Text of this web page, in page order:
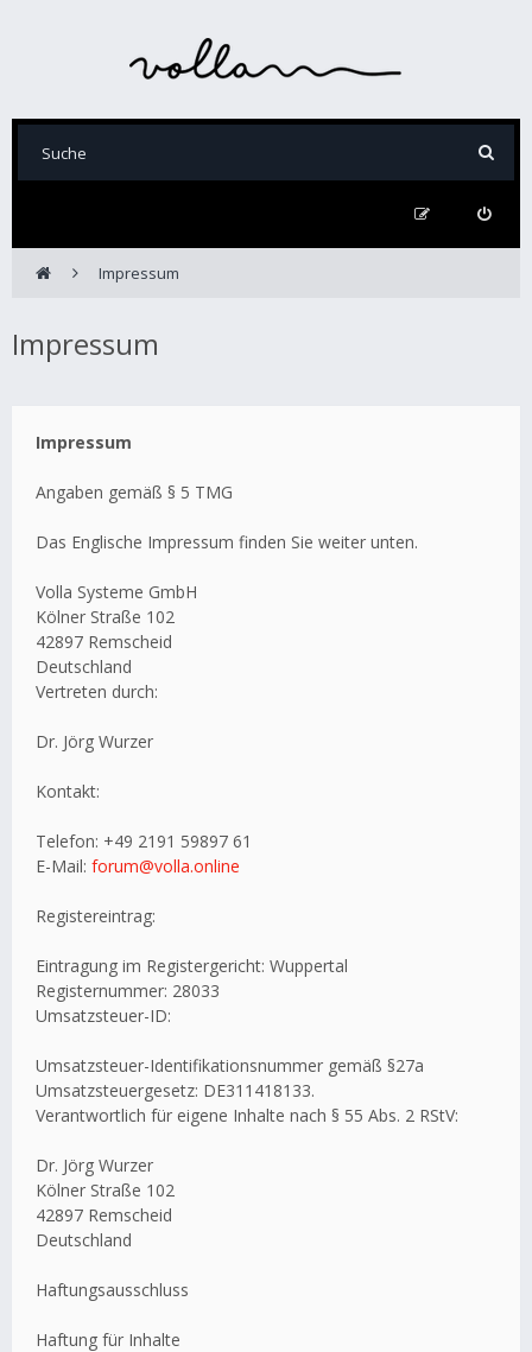
Impressum
Impressum
Impressum
Angaben gemäß § 5 TMG
Das Englische Impressum finden Sie weiter unten.
Volla Systeme GmbH
Kölner Straße 102
42897 Remscheid
Deutschland
Vertreten durch:
Dr. Jörg Wurzer
Kontakt:
Telefon: +49 2191 59897 61
E-Mail: forum@volla.online
Registereintrag:
Eintragung im Registergericht: Wuppertal
Registernummer: 28033
Umsatzsteuer-ID:
Umsatzsteuer-Identifikationsnummer gemäß §27a
Umsatzsteuergesetz: DE311418133.
Verantwortlich für eigene Inhalte nach § 55 Abs. 2 RStV:
Dr. Jörg Wurzer
Kölner Straße 102
42897 Remscheid
Deutschland
Haftungsausschluss
Haftung für Inhalte